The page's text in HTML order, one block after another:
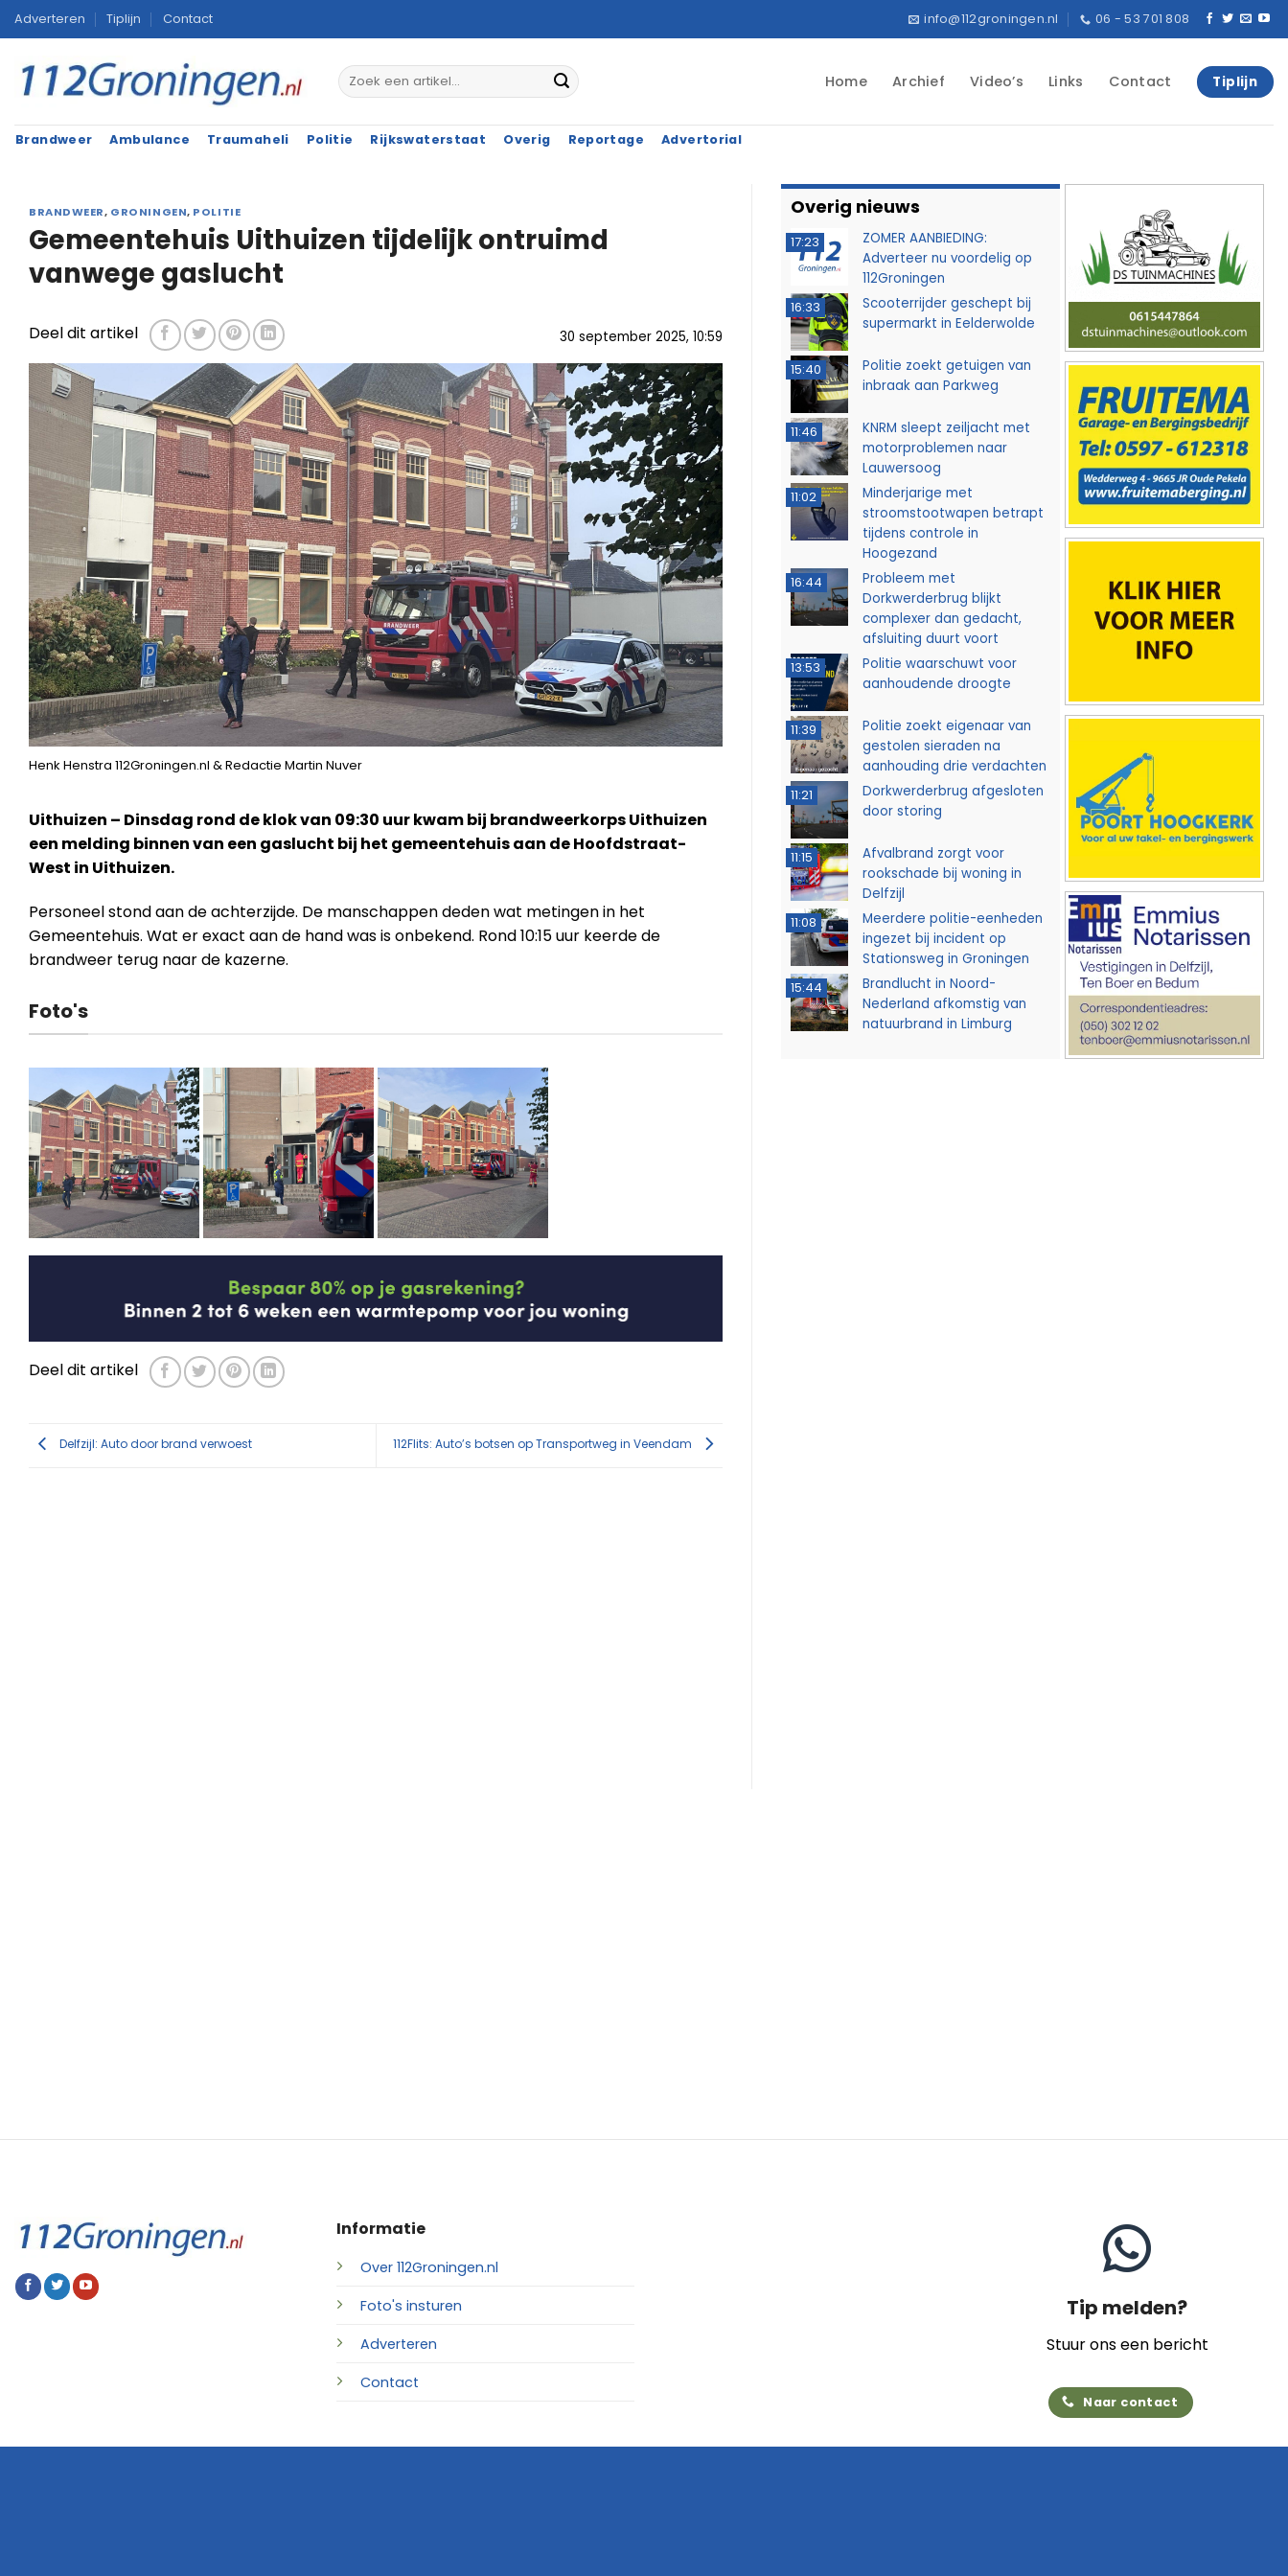
Ga
naar
inhoud
Adverteren Tiplijn Contact info@112groningen.nl 06 - 53 701 808
Home Archief Video’s Links Contact Tiplijn
Brandweer Ambulance Traumaheli Politie Rijkswaterstaat Overig Reportage Advertorial
BRANDWEER, GRONINGEN, POLITIE
Gemeentehuis Uithuizen tijdelijk ontruimd
vanwege gaslucht
30 september 2025, 10:59
Deel dit artikel
Henk Henstra 112Groningen.nl & Redactie Martin Nuver
Uithuizen – Dinsdag rond de klok van 09:30 uur kwam bij brandweerkorps Uithuizen
een melding binnen van een gaslucht bij het gemeentehuis aan de Hoofdstraat-
West in Uithuizen.
Personeel stond aan de achterzijde. De manschappen deden wat metingen in het
Gemeentehuis. Wat er exact aan de hand was is onbekend. Rond 10:15 uur keerde de
brandweer terug naar de kazerne.
Foto's
Deel dit artikel
Delfzijl: Auto door brand verwoest 112Flits: Auto’s botsen op Transportweg in Veendam
Overig nieuws
17:23
ZOMER AANBIEDING:
Adverteer nu voordelig op
112Groningen
16:33
Scooterrijder geschept bij
supermarkt in Eelderwolde
15:40
Politie zoekt getuigen van
inbraak aan Parkweg
11:46
KNRM sleept zeiljacht met
motorproblemen naar
Lauwersoog
11:02
Minderjarige met
stroomstootwapen betrapt
tijdens controle in
Hoogezand
16:44
Probleem met
Dorkwerderbrug blijkt
complexer dan gedacht,
afsluiting duurt voort
13:53
Politie waarschuwt voor
aanhoudende droogte
11:39
Politie zoekt eigenaar van
gestolen sieraden na
aanhouding drie verdachten
11:21
Dorkwerderbrug afgesloten
door storing
11:15
Afvalbrand zorgt voor
rookschade bij woning in
Delfzijl
11:08
Meerdere politie-eenheden
ingezet bij incident op
Stationsweg in Groningen
15:44
Brandlucht in Noord-
Nederland afkomstig van
natuurbrand in Limburg
Informatie
Over 112Groningen.nl
Foto's insturen
Adverteren
Contact
Tip melden?
Stuur ons een bericht
Naar contact